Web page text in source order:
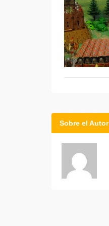
Sobre el Autor